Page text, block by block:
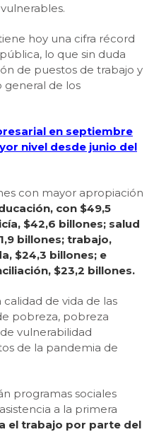
hoy una cifra récord
lo que sin duda
de puestos de trabajo y
general de los
en septiembre
nivel desde junio del
con mayor apropiación
con $49,5
$42,6 billones; salud
billones; trabajo,
$24,3 billones; e
$23,2 billones.
calidad de vida de las
pobreza, pobreza
vulnerabilidad
de la pandemia de
programas sociales
a la primera
el trabajo por parte del